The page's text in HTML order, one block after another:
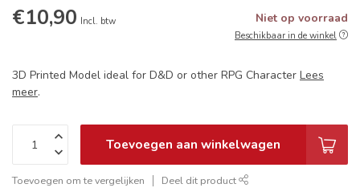
€10,90 Incl. btw Niet op voorraad
Beschikbaar in de winkel
3D Printed Model ideal for D&D or other RPG Character Lees
meer.
Toevoegen aan winkelwagen
Toevoegen om te vergelijken Deel dit product